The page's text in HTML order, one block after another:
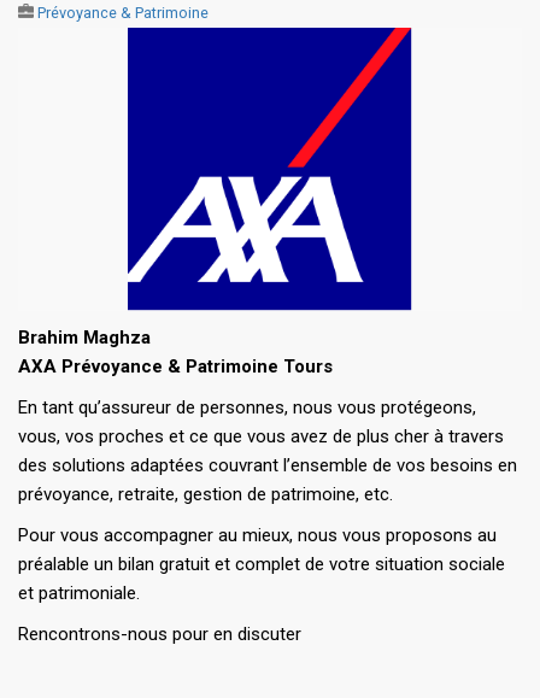
Prévoyance & Patrimoine
Brahim Maghza
AXA Prévoyance & Patrimoine Tours
En tant qu’assureur de personnes, nous vous protégeons,
vous, vos proches et ce que vous avez de plus cher à travers
des solutions adaptées couvrant l’ensemble de vos besoins en
prévoyance, retraite, gestion de patrimoine, etc.
Pour vous accompagner au mieux, nous vous proposons au
préalable un bilan gratuit et complet de votre situation sociale
et patrimoniale.
Rencontrons-nous pour en discuter